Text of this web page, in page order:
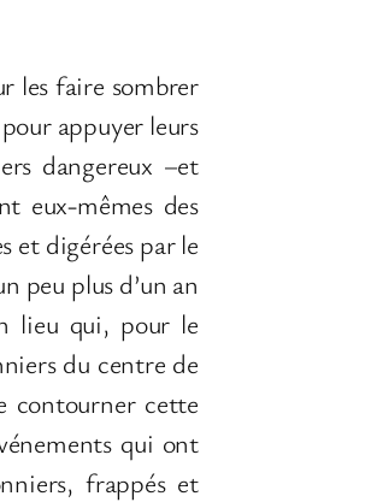
les faire sombrer
appuyer leurs
dangereux –et
eux-mêmes des
et digérées par le
peu plus d’un an
lieu qui, pour le
du centre de
contourner cette
qui ont
frappés et